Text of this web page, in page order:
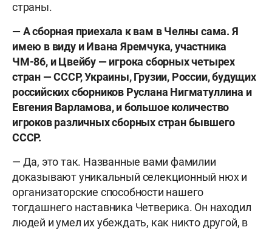
страны.
— А сборная приехала к вам в Челны сама. Я
имею в виду и Ивана Яремчука, участника
ЧМ-86, и Цвейбу — игрока сборных четырех
стран — СССР, Украины, Грузии, России, будущих
российских сборников Руслана Нигматуллина и
Евгения Варламова, и большое количество
игроков различных сборных стран бывшего
СССР.
— Да, это так. Названные вами фамилии
доказывают уникальный селекционный нюх и
организаторские способности нашего
тогдашнего наставника Четверика. Он находил
людей и умел их убеждать, как никто другой, в